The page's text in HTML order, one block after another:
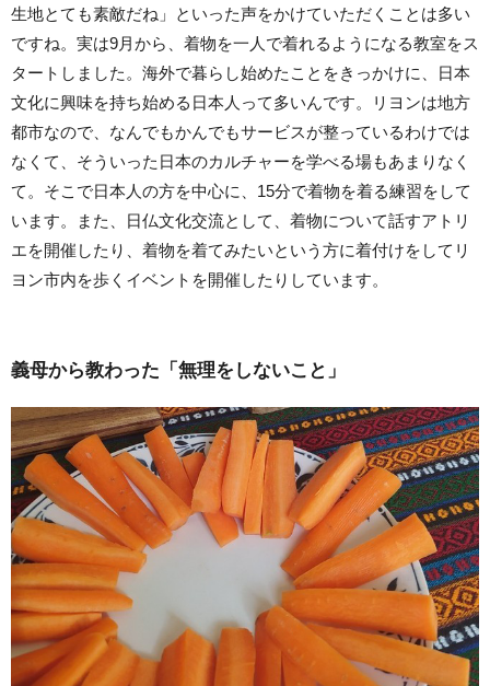
生地とても素敵だね」といった声をかけていただくことは多い
ですね。実は9月から、着物を一人で着れるようになる教室をス
タートしました。海外で暮らし始めたことをきっかけに、日本
文化に興味を持ち始める日本人って多いんです。リヨンは地方
都市なので、なんでもかんでもサービスが整っているわけでは
なくて、そういった日本のカルチャーを学べる場もあまりなく
て。そこで日本人の方を中心に、15分で着物を着る練習をして
います。また、日仏文化交流として、着物について話すアトリ
エを開催したり、着物を着てみたいという方に着付けをしてリ
ヨン市内を歩くイベントを開催したりしています。
義母から教わった「無理をしないこと」